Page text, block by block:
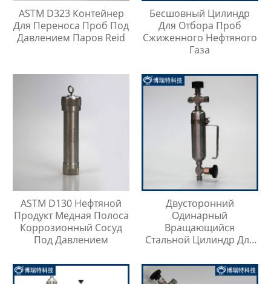
ASTM D323 Контейнер
Для Переноса Проб Под
Давлением Паров Reid
Бесшовный Цилиндр
Для Отбора Проб
Сжиженного Нефтяного
Газа
ASTM D130 Нефтяной
Продукт Медная Полоса
Коррозионный Сосуд
Под Давлением
Двусторонний
Одинарный
Вращающийся
Стальной Цилиндр Для